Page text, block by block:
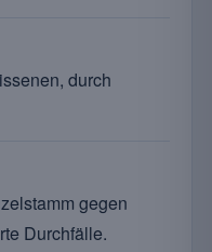
durch
gegen
Durchfälle.